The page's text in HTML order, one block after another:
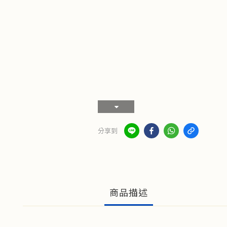
分享到
商品描述